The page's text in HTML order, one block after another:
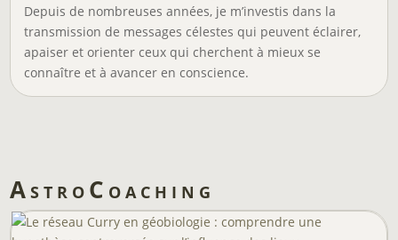
Depuis de nombreuses années, je m’investis dans la
transmission de messages célestes qui peuvent éclairer,
apaiser et orienter ceux qui cherchent à mieux se
connaître et à avancer en conscience.
AstroCoaching